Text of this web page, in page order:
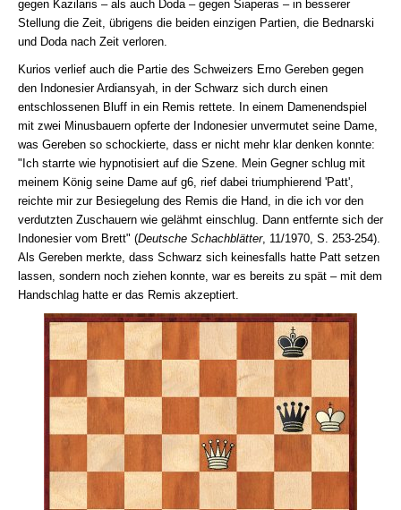
gegen Kazilaris – als auch Doda – gegen Siaperas – in besserer
Stellung die Zeit, übrigens die beiden einzigen Partien, die Bednarski
und Doda nach Zeit verloren.
Kurios verlief auch die Partie des Schweizers Erno Gereben gegen
den Indonesier Ardiansyah, in der Schwarz sich durch einen
entschlossenen Bluff in ein Remis rettete. In einem Damenendspiel
mit zwei Minusbauern opferte der Indonesier unvermutet seine Dame,
was Gereben so schockierte, dass er nicht mehr klar denken konnte:
"Ich starrte wie hypnotisiert auf die Szene. Mein Gegner schlug mit
meinem König seine Dame auf g6, rief dabei triumphierend 'Patt',
reichte mir zur Besiegelung des Remis die Hand, in die ich vor den
verdutzten Zuschauern wie gelähmt einschlug. Dann entfernte sich der
Indonesier vom Brett" (Deutsche Schachblätter, 11/1970, S. 253-254).
Als Gereben merkte, dass Schwarz sich keinesfalls hatte Patt setzen
lassen, sondern noch ziehen konnte, war es bereits zu spät – mit dem
Handschlag hatte er das Remis akzeptiert.